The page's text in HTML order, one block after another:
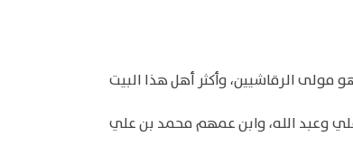
مولى الرقاشيين، وأكثر أهل هذا البيت
وعبد الله، وابن عمهم محمد بن علي